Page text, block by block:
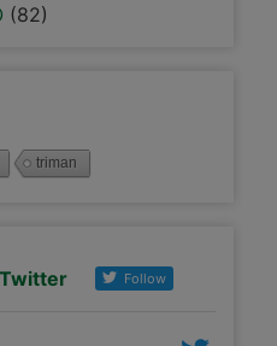
(82)
triman
Follow